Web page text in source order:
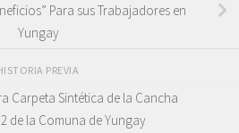
Para sus Trabajadores en
Yungay
PREVIA
Carpeta Sintética de la Cancha
de la Comuna de Yungay